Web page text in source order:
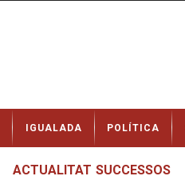
t
IGUALADA POLÍTICA
ACTUALITAT SUCCESSOS